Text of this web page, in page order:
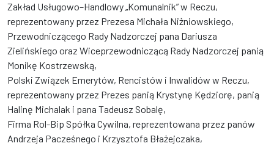
Zakład Usługowo–Handlowy „Komunalnik” w Reczu,
reprezentowany przez Prezesa Michała Niżniowskiego,
Przewodniczącego Rady Nadzorczej pana Dariusza
Zielińskiego oraz Wiceprzewodniczącą Rady Nadzorczej panią
Monikę Kostrzewską,
Polski Związek Emerytów, Rencistów i Inwalidów w Reczu,
reprezentowany przez Prezes panią Krystynę Kędziorę, panią
Halinę Michalak i pana Tadeusz Sobalę,
Firma Rol-Bip Spółka Cywilna, reprezentowana przez panów
Andrzeja Pacześnego i Krzysztofa Błażejczaka,